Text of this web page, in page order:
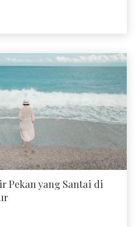
Pekan yang Santai di
Taiwan Timur
Pekan yang Santai di